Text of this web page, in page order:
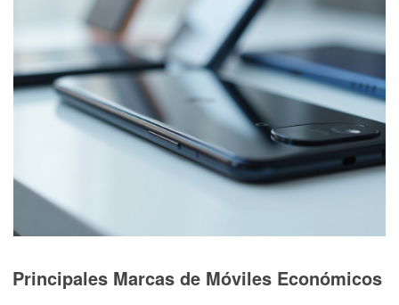
Principales Marcas de Móviles Económicos